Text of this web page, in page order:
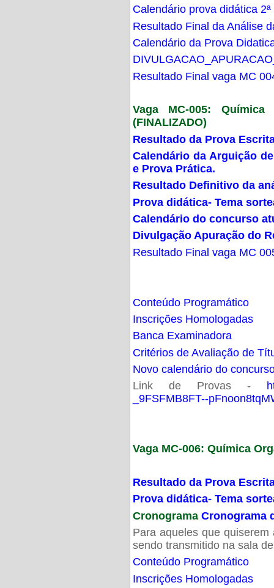
Calendário prova didática
Resultado Final da Análise
Calendário da Prova
Resultado Final vaga MC
Vaga MC-005:
(FINALIZADO)
Resultado da Prova
Calendário da Arguição
e Prova Prática.
Resultado Definitivo da
Prova didática- Tema
Calendário do concurso
Divulgação Apuração do
Resultado Final vaga MC
Conteúdo Programático
Inscrições Homologadas
Banca Examinadora
Critérios de Avaliação de
Novo calendário do
Link de Provas -
_9FSFMB8FT--
Vaga MC-006: Química
Resultado da Prova
Prova didática- Tema
Cronograma Cronograma
Para aqueles que
sendo transmitido na sala
Conteúdo Programático
Inscrições Homologadas